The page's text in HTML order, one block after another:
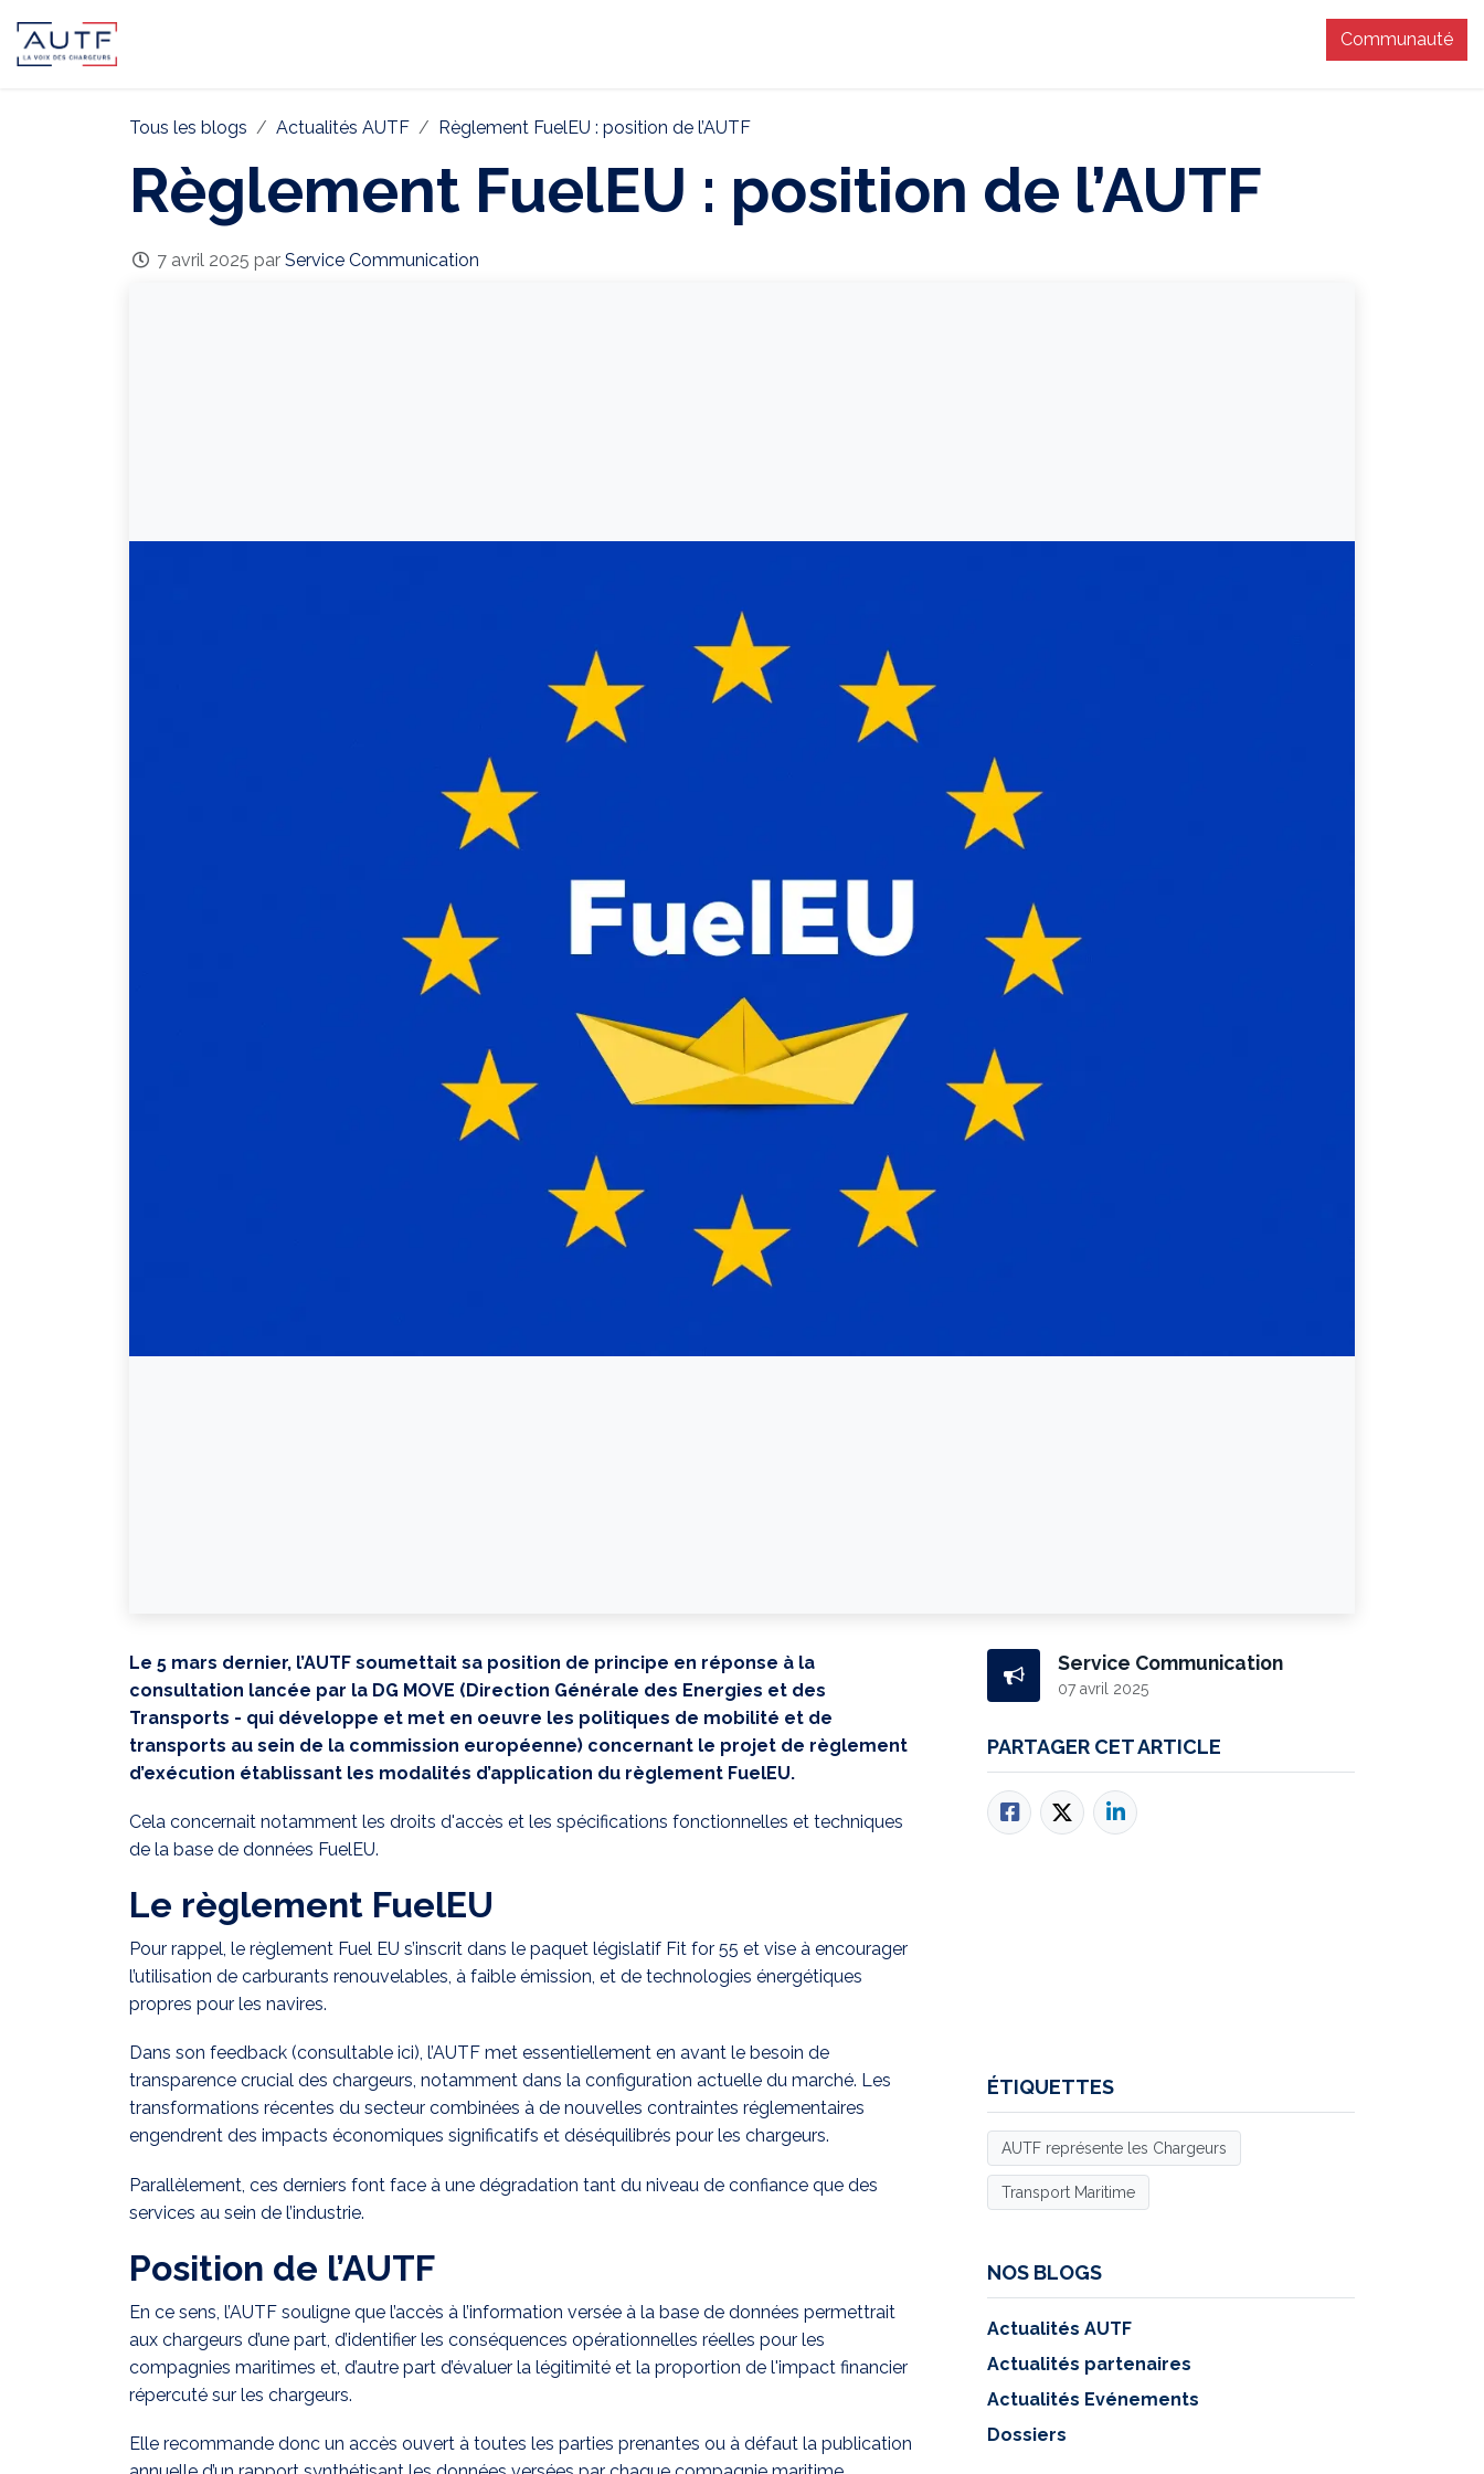
Communauté
Tous les blogs Actualités AUTF Règlement FuelEU : position de l’AUTF
Règlement FuelEU : position de l’AUTF
7 avril 2025 par Service Communication
Le 5 mars dernier, l’AUTF soumettait sa position de principe en réponse à la
consultation lancée par la DG MOVE (Direction Générale des Energies et des
Transports - qui développe et met en oeuvre les politiques de mobilité et de
transports au sein de la commission européenne) concernant le projet de règlement
d’exécution établissant les modalités d’application du règlement FuelEU.
Cela concernait notamment les droits d'accès et les spécifications fonctionnelles et techniques
de la base de données FuelEU.
Le règlement FuelEU
Pour rappel, le règlement Fuel EU s’inscrit dans le paquet législatif Fit for 55 et vise à encourager
l’utilisation de carburants renouvelables, à faible émission, et de technologies énergétiques
propres pour les navires.
Dans son feedback (consultable ici), l’AUTF met essentiellement en avant le besoin de
transparence crucial des chargeurs, notamment dans la configuration actuelle du marché. Les
transformations récentes du secteur combinées à de nouvelles contraintes réglementaires
engendrent des impacts économiques significatifs et déséquilibrés pour les chargeurs.
Parallèlement, ces derniers font face à une dégradation tant du niveau de confiance que des
services au sein de l’industrie.
Position de l’AUTF
En ce sens, l’AUTF souligne que l’accès à l’information versée à la base de données permettrait
aux chargeurs d’une part, d’identifier les conséquences opérationnelles réelles pour les
compagnies maritimes et, d’autre part d’évaluer la légitimité et la proportion de l'impact financier
répercuté sur les chargeurs.
Elle recommande donc un accès ouvert à toutes les parties prenantes ou à défaut la publication
Service Communication
07 avril 2025
PARTAGER CET ARTICLE
ÉTIQUETTES
AUTF représente les Chargeurs
Transport Maritime
NOS BLOGS
Actualités AUTF
Actualités partenaires
Actualités Evénements
Dossiers